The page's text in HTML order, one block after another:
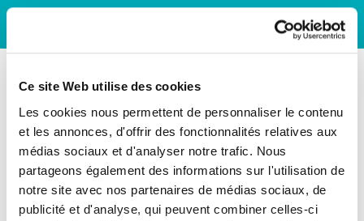
Ce site Web utilise des cookies
Les cookies nous permettent de personnaliser le contenu
et les annonces, d'offrir des fonctionnalités relatives aux
médias sociaux et d'analyser notre trafic. Nous
partageons également des informations sur l'utilisation de
notre site avec nos partenaires de médias sociaux, de
publicité et d'analyse, qui peuvent combiner celles-ci